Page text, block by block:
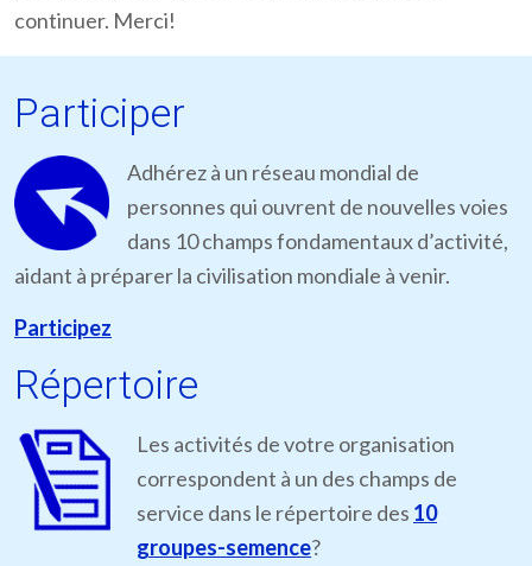
continuer. Merci!
Participer
Adhérez à un réseau mondial de
personnes qui ouvrent de nouvelles voies
dans 10 champs fondamentaux d’activité,
aidant à préparer la civilisation mondiale à venir.
Participez
Répertoire
Les activités de votre organisation
correspondent à un des champs de
service dans le répertoire des 10
groupes-semence?